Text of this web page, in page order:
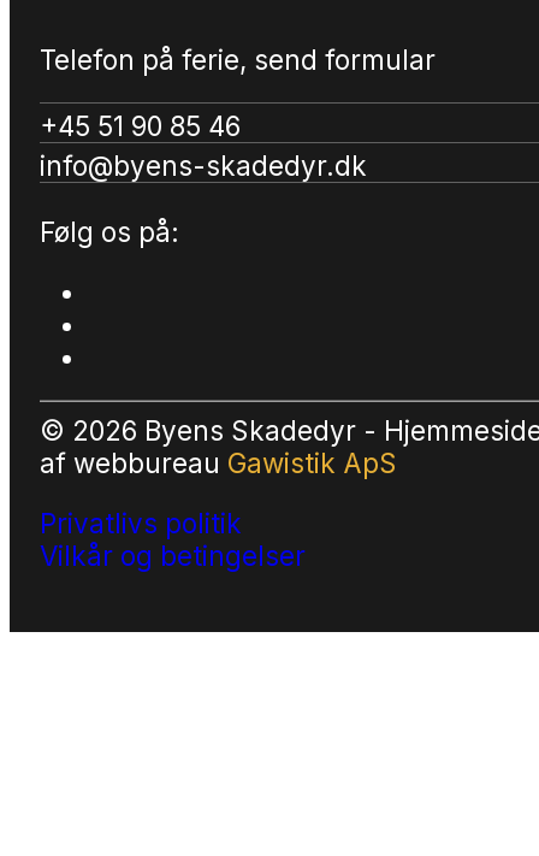
Telefon på ferie, send formular
+45 51 90 85 46
info@byens-skadedyr.dk
Følg os på:
© 2026 Byens Skadedyr -
af webbureau Gawistik ApS
Privatlivs politik
Vilkår og betingelser